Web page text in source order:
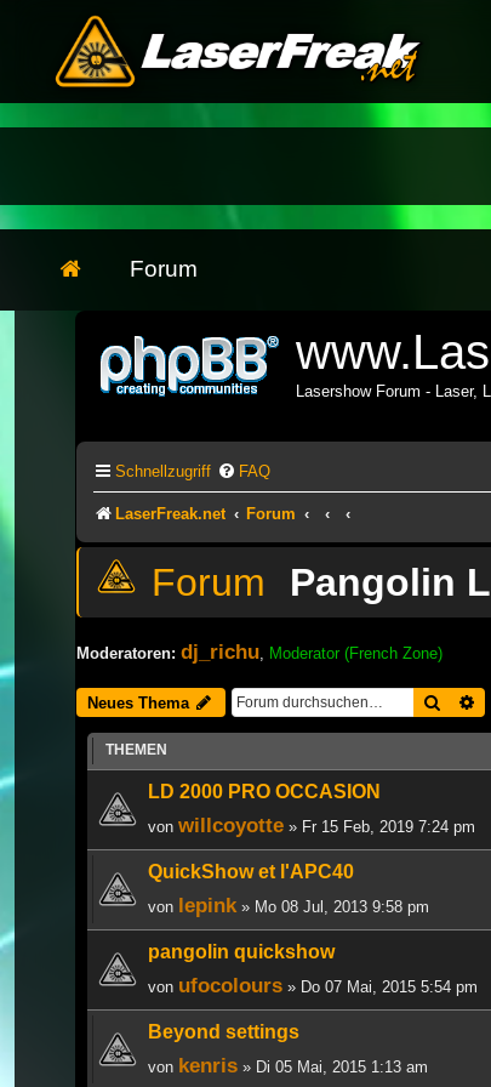
Forum
Lasershow Forum - Laser,
Schnellzugriff FAQ
LaserFreak.net Forum
Pangolin
Moderatoren: dj_richu Moderator (French Zone)
Neues Thema Suche
THEMEN
LD 2000 PRO OCCASION
von willcoyotte » Fr 15 Feb, 2019 7:24 pm
QuickShow et l'APC40
von lepink » Mo 08 Jul, 2013 9:58 pm
pangolin quickshow
von ufocolours » Do 07 Mai, 2015 5:54 pm
Beyond settings
von kenris » Di 05 Mai, 2015 1:13 am